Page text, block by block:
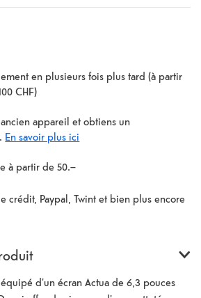
en plusieurs fois plus tard (à partir
CHF)
appareil et obtiens un
En savoir plus ici
à partir de 50.–
crédit, Paypal, Twint et bien plus encore
d'un écran Actua de 6,3 pouces